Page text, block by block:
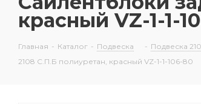
красный VZ-1-1-
Главная - Каталог - Подвеска - Подвеска
2108 С.П.Б полиуретан, красный VZ-1-1-106-80